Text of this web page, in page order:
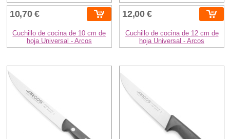
10,70 €
Cuchillo de cocina de 10 cm de
hoja Universal - Arcos
12,00 €
Cuchillo de cocina de 12 cm de
hoja Universal - Arcos